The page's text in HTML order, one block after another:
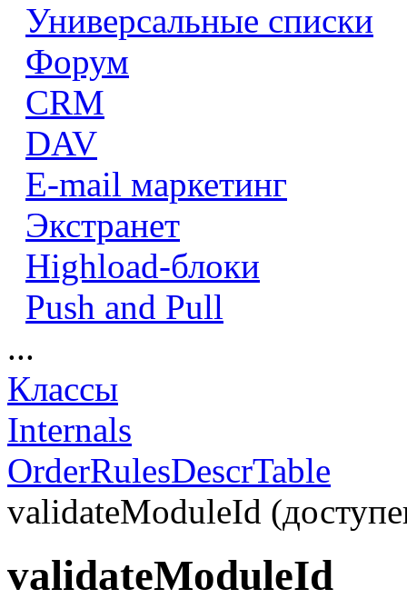
Универсальные списки
Форум
CRM
DAV
E-mail маркетинг
Экстранет
Highload-блоки
Push and Pull
...
Классы
Internals
OrderRulesDescrTable
validateModuleId
validateModuleId